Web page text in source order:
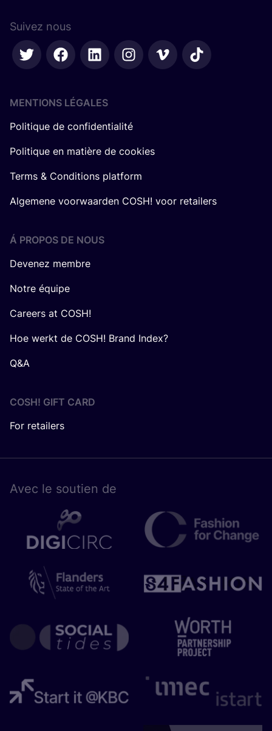
Suivez nous
MENTIONS LÉGALES
Politique de confidentialité
Politique en matière de cookies
Terms & Conditions platform
Algemene voorwaarden COSH! voor retailers
Á PROPOS DE NOUS
Devenez membre
Notre équipe
Careers at COSH!
Hoe werkt de COSH! Brand Index?
Q&A
COSH! GIFT CARD
For retailers
Avec le sou­tien de